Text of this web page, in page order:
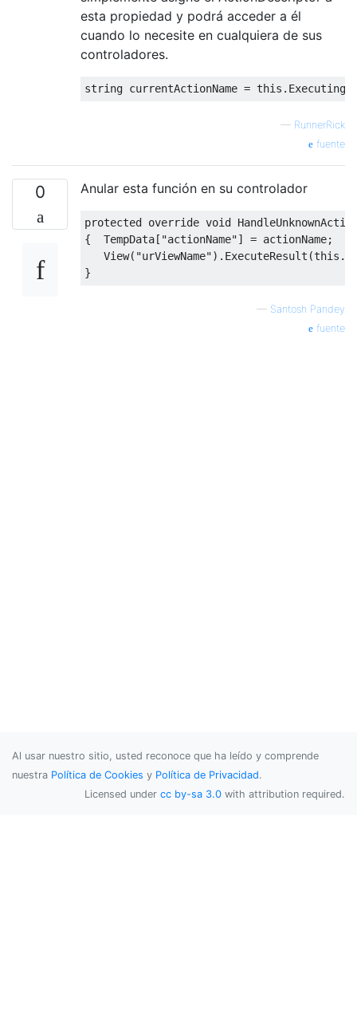
esta propiedad y podrá acceder a él
cuando lo necesite en cualquiera de sus
controladores.
string currentActionName = this .
— RunnerRick
fuente
0 Anular esta función en su controlador
protected override void
{
TempData[ "actionName"] = actionName;
View( "urViewName"). ExecuteResult (this .
}
— Santosh Pandey
fuente
Al usar nuestro sitio, usted reconoce que ha leído y comprende
nuestra Política de Cookies y Política de Privacidad.
Licensed under cc by-sa 3.0 with attribution required.